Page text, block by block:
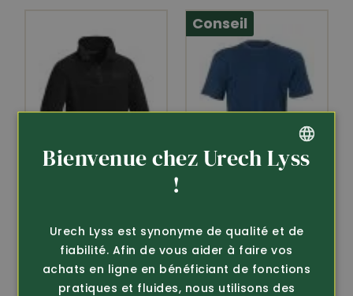
Pinewood
Shirt thermique
polaire Tiveden
(5069)
Conseil
T-shirt militaire
dès 19.-
GERMAN
Bienvenue chez Urech Lyss
!
Urech Lyss est synonyme de qualité et de
fiabilité. Afin de vous aider à faire vos
achats en ligne en bénéficiant de fonctions
pratiques et fluides, nous utilisons des